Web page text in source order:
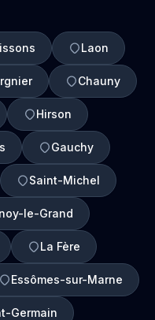
Laon
Chauny
Hirson
Gauchy
Saint-Michel
le-Grand
La Fère
Essômes-sur-Marne
Germain